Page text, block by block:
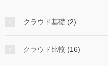
クラウド基礎 (2)
クラウド比較 (16)